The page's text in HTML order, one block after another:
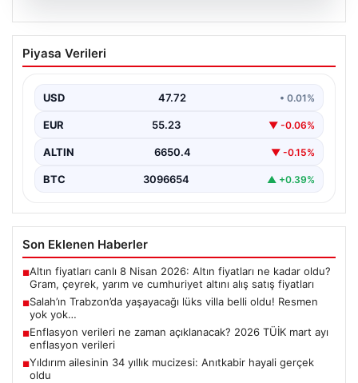
08.08.2026
Salah’ın Trabzon’da yaşayacağı lüks
villa belli oldu! Resmen yok yok…
Piyasa Verileri
USD 47.72 • 0.01%
EUR 55.23 ▼ -0.06%
ALTIN 6650.4 ▼ -0.15%
BTC 3096654 ▲ +0.39%
Son Eklenen Haberler
■Altın fiyatları canlı 8 Nisan 2026: Altın fiyatları ne kadar oldu?
Gram, çeyrek, yarım ve cumhuriyet altını alış satış fiyatları
■Salah’ın Trabzon’da yaşayacağı lüks villa belli oldu! Resmen
yok yok…
■Enflasyon verileri ne zaman açıklanacak? 2026 TÜİK mart ayı
enflasyon verileri
■Yıldırım ailesinin 34 yıllık mucizesi: Anıtkabir hayali gerçek
oldu